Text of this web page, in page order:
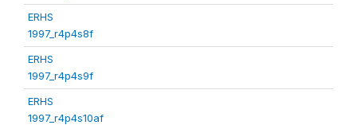
ERHS
1997_r4p4s8f
ERHS
1997_r4p4s9f
ERHS
1997_r4p4s10af